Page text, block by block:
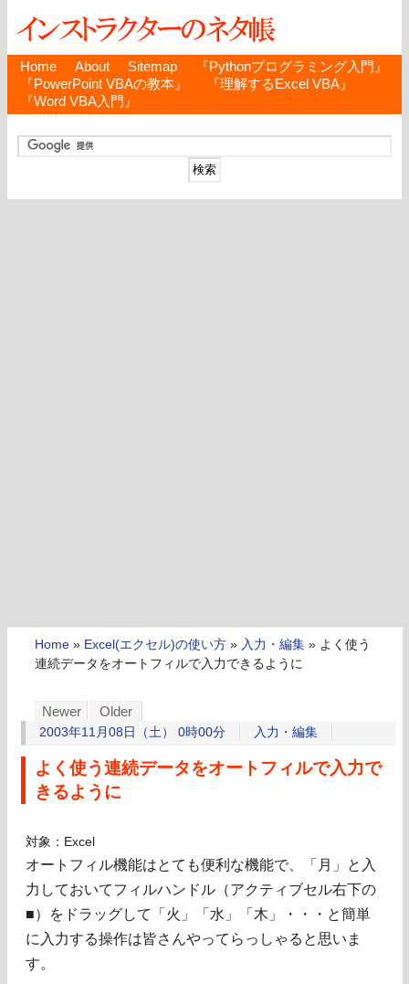
Home About Sitemap
『Pythonプログラミング入門』
『PowerPoint VBAの教本』
『理解するExcel VBA』
『Word VBA入門』
Home » Excel(エクセル)の使い方 » 入力・編集 » よく使う
連続データをオートフィルで入力できるように
Newer Older
2003年11月08日（土） 0時00分 入力・編集
よく使う連続データをオートフィルで入力で
きるように
対象：Excel
オートフィル機能はとても便利な機能で、「月」と入
力しておいてフィルハンドル（アクティブセル右下の
■）をドラッグして「火」「水」「木」・・・と簡単
に入力する操作は皆さんやってらっしゃると思いま
す。